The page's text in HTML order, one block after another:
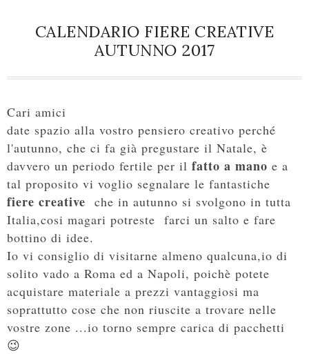
CALENDARIO FIERE CREATIVE
AUTUNNO 2017
Cari amici
date spazio alla vostro pensiero creativo perché
l'autunno, che ci fa già pregustare il Natale, è
davvero un periodo fertile per il fatto a mano e a
tal proposito vi voglio segnalare le fantastiche
fiere creative che in autunno si svolgono in tutta
Italia,cosi magari potreste farci un salto e fare
bottino di idee.
Io vi consiglio di visitarne almeno qualcuna,io di
solito vado a Roma ed a Napoli, poichè potete
acquistare materiale a prezzi vantaggiosi ma
soprattutto cose che non riuscite a trovare nelle
vostre zone ...io torno sempre carica di pacchetti
😉